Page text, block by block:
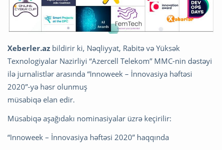
Xeberler.az bildirir ki, Nəqliyyat, Rabitə və Yüksək
Texnologiyalar Nazirliyi “Azercell Telekom” MMC-nin dəstəyi
ilə jurnalistlər arasında “Innoweek – İnnovasiya həftəsi
2020”-yə həsr olunmuş
müsabiqə elan edir.
Müsabiqə aşağıdakı nominasiyalar üzrə keçirilir:
“Innoweek – İnnovasiya həftəsi 2020” haqqında